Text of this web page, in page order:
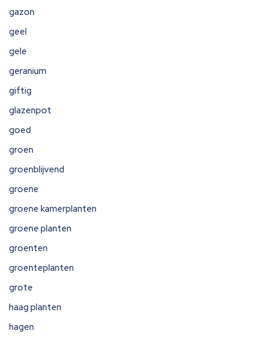
gazon
geel
gele
geranium
giftig
glazenpot
goed
groen
groenblijvend
groene
groene kamerplanten
groene planten
groenten
groenteplanten
grote
haag planten
hagen